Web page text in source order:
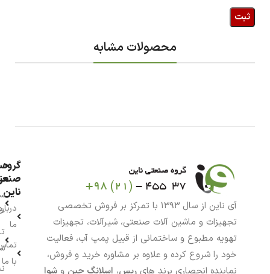
محصولات مشابه
آی ناین از سال ۱۳۹۳ با تمرکز بر فروش تخصصی
تجهیزات و ماشین آلات صنعتی، شیرآلات، تجهیزات
تهویه مطبوع و ساختمانی از قبیل پمپ آب، فعالیت
خود را شروع کرده و علاوه بر مشاوره خرید و فروش،
گروه
ناین
ما
با ما